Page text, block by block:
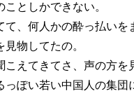
としかできない。
て、何人かの酔っ払い
物してたの。
こえてきてさ、声の方
ぽい若い中国人の集団